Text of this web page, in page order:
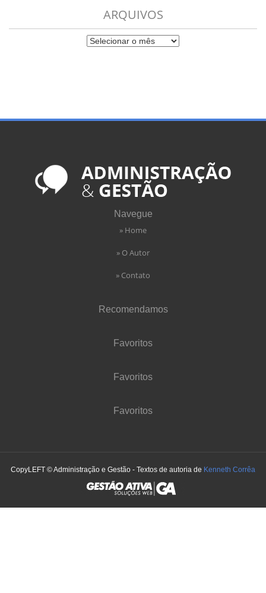
ARQUIVOS
Navegue
» Home
» O Autor
» Contato
Recomendamos
Favoritos
Favoritos
Favoritos
CopyLEFT © Administração e Gestão - Textos de autoria de Kenneth Corrêa